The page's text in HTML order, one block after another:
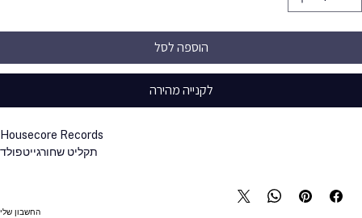
הוספה לסל
לקנייה מהירה
Housecore Records
תקליט שחורגייטפולד
החשבון שלי